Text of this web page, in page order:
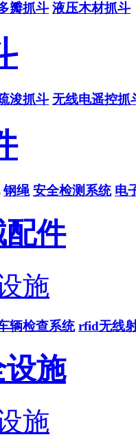
瓣抓斗 液压木材抓斗
浚抓斗 无线电遥控抓
钢绳 安全检测系统 电
件
施
辆检查系统 rfid无线
施
施